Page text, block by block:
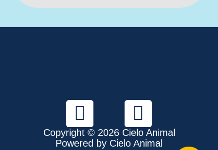
F
a
I
n
Copyright © 2026 Cielo Animal
Powered by Cielo Animal